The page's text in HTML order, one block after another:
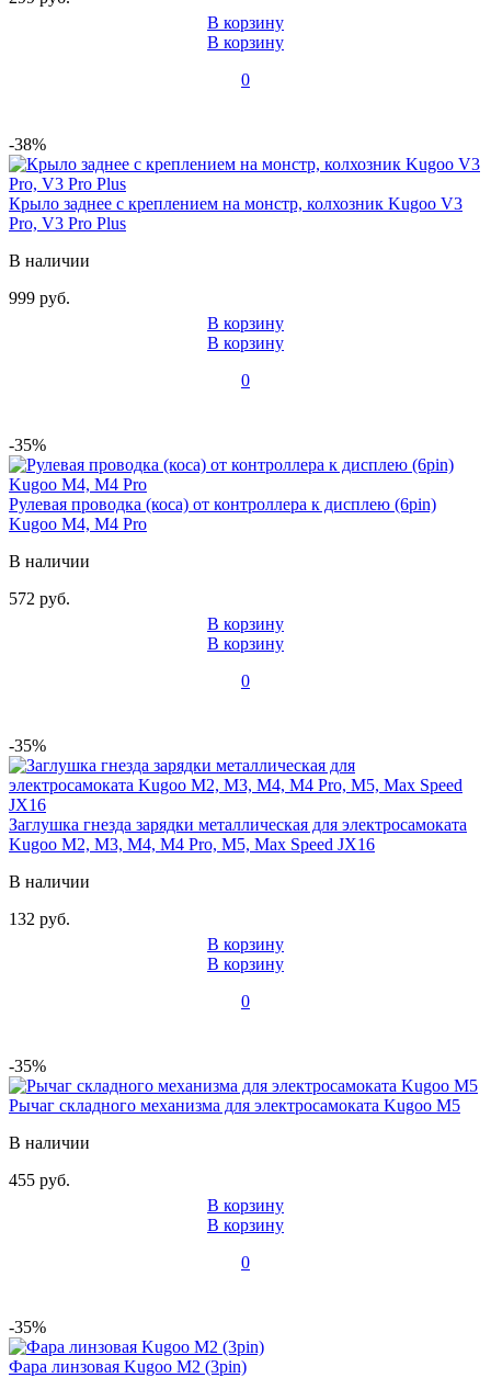
В корзину
В корзину
0
-38%
Крыло заднее c креплением на монстр, колхозник Kugoo V3
Pro, V3 Pro Plus
В наличии
999 руб.
В корзину
В корзину
0
-35%
Рулевая проводка (коса) от контроллера к дисплею (6pin)
Kugoo M4, M4 Pro
В наличии
572 руб.
В корзину
В корзину
0
-35%
Заглушка гнезда зарядки металлическая для электросамоката
Kugoo M2, M3, M4, M4 Pro, M5, Max Speed JX16
В наличии
132 руб.
В корзину
В корзину
0
-35%
Рычаг складного механизма для электросамоката Kugoo M5
В наличии
455 руб.
В корзину
В корзину
0
-35%
Фара линзовая Kugoo M2 (3pin)